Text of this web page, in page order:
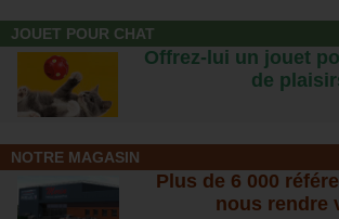
JOUET POUR CHAT
Offrez-lui un jouet
de
NOTRE MAGASIN
Plus de 6 000
nous rendre